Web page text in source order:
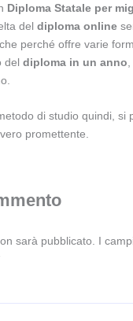
Diploma Statale per
del diploma online
perché offre varie
del diploma in un anno
di studio quindi, si
promettente.
sarà pubblicato.
I